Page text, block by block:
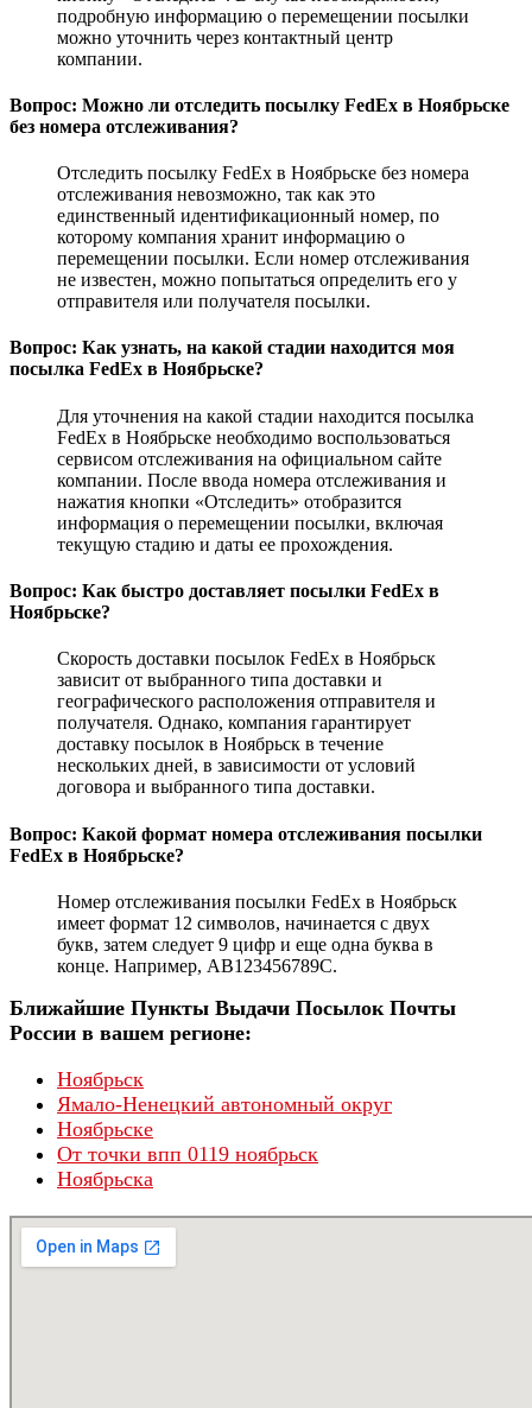
подробную информацию о перемещении посылки
можно уточнить через контактный центр
компании.
Вопрос: Можно ли отследить посылку FedEx в Ноябрьске
без номера отслеживания?
Отследить посылку FedEx в Ноябрьске без номера
отслеживания невозможно, так как это
единственный идентификационный номер, по
которому компания хранит информацию о
перемещении посылки. Если номер отслеживания
не известен, можно попытаться определить его у
отправителя или получателя посылки.
Вопрос: Как узнать, на какой стадии находится моя
посылка FedEx в Ноябрьске?
Для уточнения на какой стадии находится посылка
FedEx в Ноябрьске необходимо воспользоваться
сервисом отслеживания на официальном сайте
компании. После ввода номера отслеживания и
нажатия кнопки «Отследить» отобразится
информация о перемещении посылки, включая
текущую стадию и даты ее прохождения.
Вопрос: Как быстро доставляет посылки FedEx в
Ноябрьске?
Скорость доставки посылок FedEx в Ноябрьск
зависит от выбранного типа доставки и
географического расположения отправителя и
получателя. Однако, компания гарантирует
доставку посылок в Ноябрьск в течение
нескольких дней, в зависимости от условий
договора и выбранного типа доставки.
Вопрос: Какой формат номера отслеживания посылки
FedEx в Ноябрьске?
Номер отслеживания посылки FedEx в Ноябрьск
имеет формат 12 символов, начинается с двух
букв, затем следует 9 цифр и еще одна буква в
конце. Например, AB123456789C.
Ближайшие Пункты Выдачи Посылок Почты
России в вашем регионе:
Ноябрьск
Ямало-Ненецкий автономный округ
Ноябрьске
От точки впп 0119 ноябрьск
Ноябрьска